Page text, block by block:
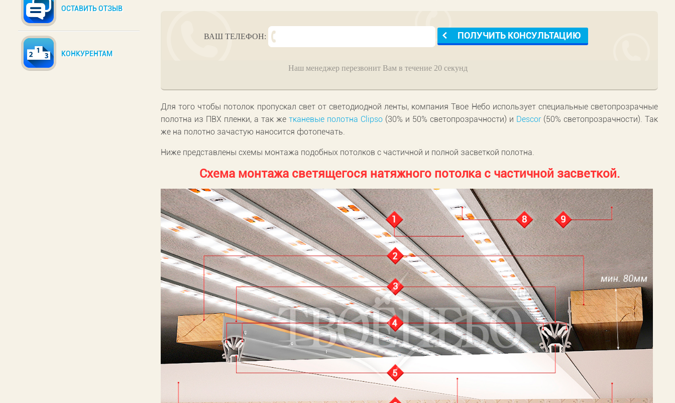
ОСТАВИТЬ ОТЗЫВ
КОНКУРЕНТАМ
ВАШ ТЕЛЕФОН:
Наш менеджер перезвонит Вам в течение 20 секунд
Для того чтобы потолок пропускал свет от светодиодной ленты, компания Твое Небо использует специальные светопрозрачные
полотна из ПВХ пленки, а так же тканевые полотна Clipso (30% и 50% светопрозрачности) и Descor(50% светопрозрачности). Так
же на полотно зачастую наносится фотопечать.
Ниже представлены схемы монтажа подобных потолков с частичной и полной засветкой полотна.
Схема монтажа светящегося натяжного потолка с частичной засветкой.